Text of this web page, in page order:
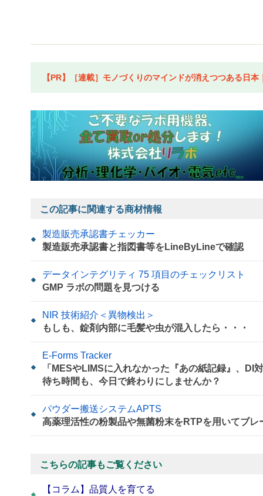
【PR】［連載］モノづくりのマインドが消えつつある日
この記事に関連する商材情報
製造販売承認書チェッカー
製造販売承認書と指図書等をLineByLineで確認
データインテグリティ 75 項目のチェックリスト
GMP ラボの問題を見つける
NIR 技術紹介＜異物検出＞
もしも、錠剤内部に毛髪や虫が混入したら・・・
E-Forms Tracker
「MESやLIMSに入れなかった『あの紙記録』、
待ち時間も、今日で終わりにしませんか？
パウダー搬送システムAPTS
高薬理活性の粉製品や無菌粉末をRTPを用いてブ
こちらの記事もご覧ください
【コラム】品質人を育てる